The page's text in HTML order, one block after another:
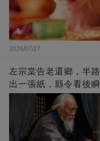
2026/07/27
左宗棠告老還鄉，半
出一張紙，縣令看後